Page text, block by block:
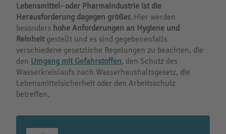
Lebensmittel- oder Pharmaindustrie ist die
Herausforderung dagegen größer. Hier werden
besonders hohe Anforderungen an Hygiene und
Reinheitgestellt und es sind gegebenenfalls
verschiedene gesetzliche Regelungen zu beachten, die
den Umgang mit Gefahrstoffen, den Schutz des
Wasserkreislaufs nach Wasserhaushaltsgesetz, die
Lebensmittelsicherheit oder den Arbeitsschutz
betreffen.